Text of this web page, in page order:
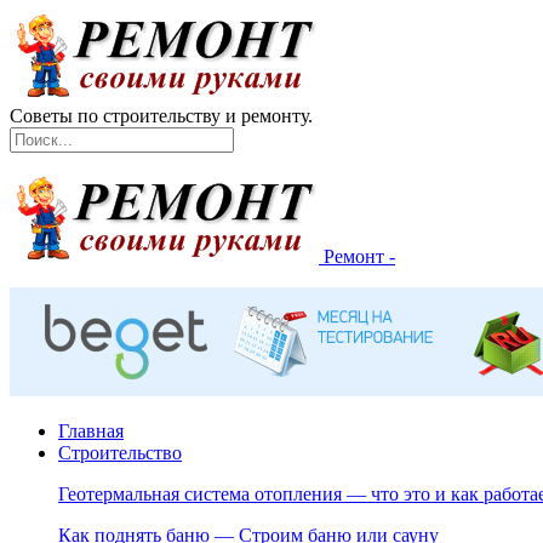
Советы по строительству и ремонту.
Ремонт -
Главная
Строительство
Геотермальная система отопления — что это и как
Как поднять баню — Строим баню или сауну